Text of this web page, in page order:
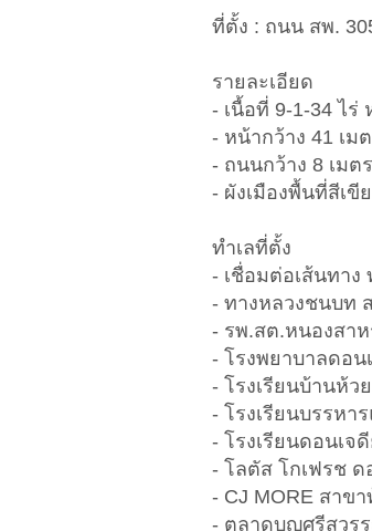
ที่ตั้ง : ถนน สพ.
รายละเอียด
- เนื้อที่ 9-1-34 ไร่
- หน้ากว้าง 41 เม
- ถนนกว้าง 8 เมตร
- ผังเมืองพื้นที่สีเขี
ทำเลที่ตั้ง
- เชื่อมต่อเส้นทาง
- ทางหลวงชนบท
- รพ.สต.หนองสาห
- โรงพยาบาลดอน
- โรงเรียนบ้านห้ว
- โรงเรียนบรรหา
- โรงเรียนดอนเจ
- โลตัส โกเฟรช ด
- CJ MORE สาข
- ตลาดบุญศรีสุวร